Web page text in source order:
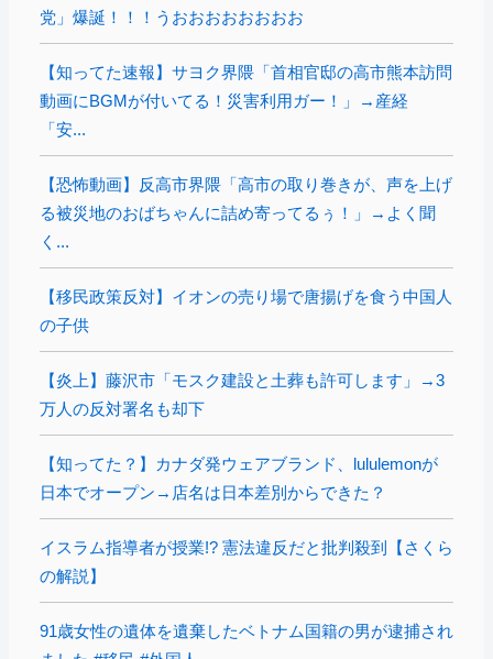
党」爆誕！！！うおおおおおおおお
【知ってた速報】サヨク界隈「首相官邸の高市熊本訪問
動画にBGMが付いてる！災害利用ガー！」→産経
「安...
【恐怖動画】反高市界隈「高市の取り巻きが、声を上げ
る被災地のおばちゃんに詰め寄ってるぅ！」→よく聞
く...
【移民政策反対】イオンの売り場で唐揚げを食う中国人
の子供
【炎上】藤沢市「モスク建設と土葬も許可します」→3
万人の反対署名も却下
【知ってた？】カナダ発ウェアブランド、lululemonが
日本でオープン→店名は日本差別からできた？
イスラム指導者が授業!? 憲法違反だと批判殺到【さくら
の解説】
91歳女性の遺体を遺棄したベトナム国籍の男が逮捕され